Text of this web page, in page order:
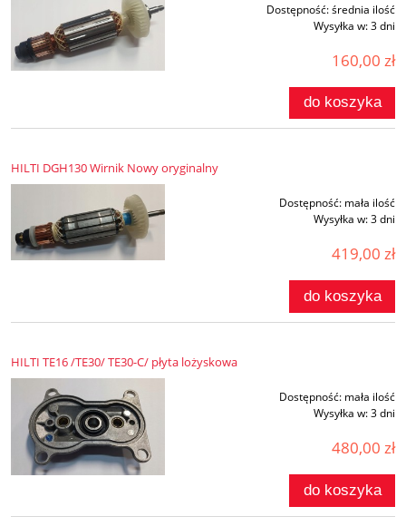
Dostępność:średnia ilość
Wysyłka w:3 dni
160,00 zł
do koszyka
HILTI DGH130 Wirnik Nowy oryginalny
Dostępność: mała ilość
Wysyłka w:3 dni
419,00 zł
do koszyka
HILTI TE16 /TE30/ TE30-C/ płyta lożyskowa
Dostępność: mała ilość
Wysyłka w:3 dni
480,00 zł
do koszyka